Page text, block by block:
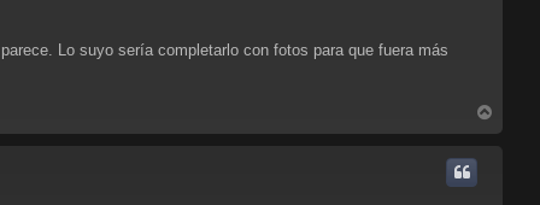
Lo suyo sería completarlo con fotos para que fuera más
r